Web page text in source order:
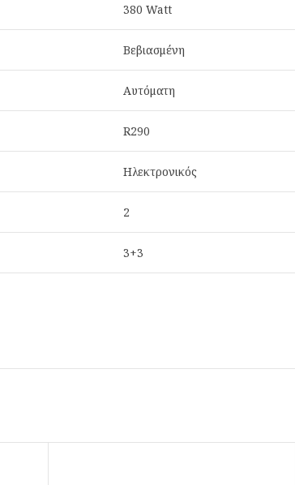
380 Watt
Βεβιασμένη
Αυτόματη
R290
Ηλεκτρονικός
2
3+3